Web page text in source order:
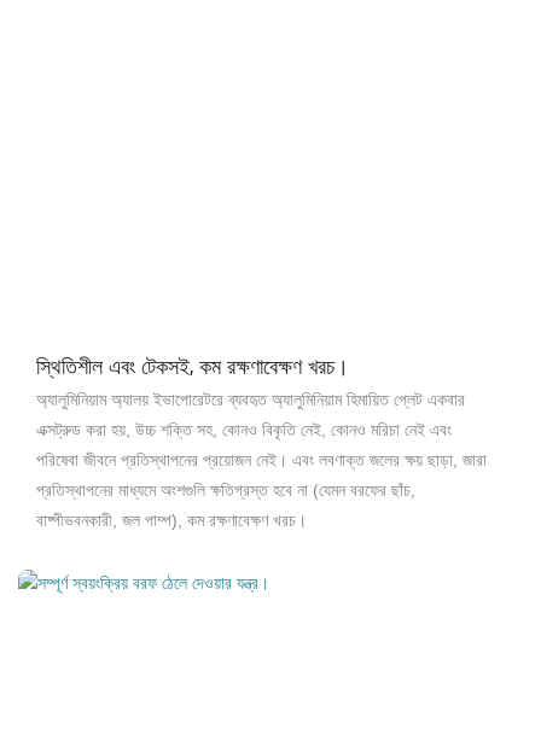
স্থিতিশীল এবং টেকসই, কম রক্ষণাবেক্ষণ খরচ।
অ্যালুমিনিয়াম অ্যালয় ইভাপোরেটরে ব্যবহৃত অ্যালুমিনিয়াম হিমায়িত প্লেট একবার
এক্সট্রুড করা হয়, উচ্চ শক্তি সহ, কোনও বিকৃতি নেই, কোনও মরিচা নেই এবং
পরিষেবা জীবনে প্রতিস্থাপনের প্রয়োজন নেই। এবং লবণাক্ত জলের ক্ষয় ছাড়া, জারা
প্রতিস্থাপনের মাধ্যমে অংশগুলি ক্ষতিগ্রস্ত হবে না (যেমন বরফের ছাঁচ,
বাষ্পীভবনকারী, জল পাম্প), কম রক্ষণাবেক্ষণ খরচ।